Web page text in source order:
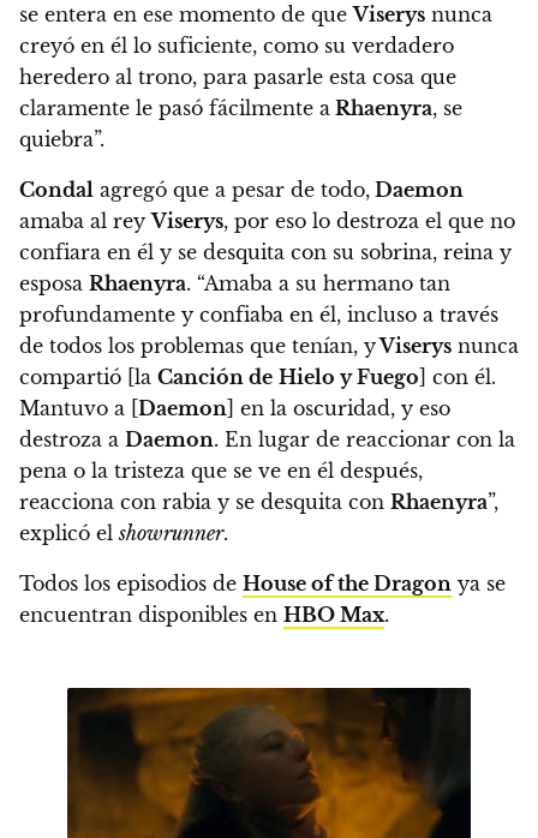
se entera en ese momento de queViserys nunca
creyó en él lo suficiente, como su verdadero
heredero al trono, para pasarle esta cosa que
claramente le pasó fácilmente a Rhaenyra, se
quiebra”.
Condal agregó que a pesar de todo, Daemon
amaba al reyViserys, por eso lo destroza el que no
confiara en él y se desquita con su sobrina, reina y
esposa Rhaenyra. “Amaba a su hermano tan
profundamente y confiaba en él, incluso a través
de todos los problemas que tenían, yViserys nunca
compartió [la Canción de Hielo y Fuego] con él.
Mantuvo a [Daemon] en la oscuridad, y eso
destroza a Daemon. En lugar de reaccionar con la
pena o la tristeza que se ve en él después,
reacciona con rabia y se desquita con Rhaenyra”,
explicó elshowrunner.
Todos los episodios de House of the Dragon ya se
encuentran disponibles en HBO Max.